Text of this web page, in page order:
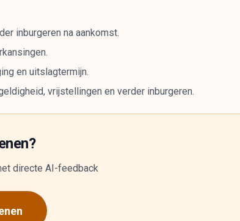
inburgeren na aankomst.
en uitslagtermijn.
vrijstellingen en verder inburgeren.
directe AI-feedback